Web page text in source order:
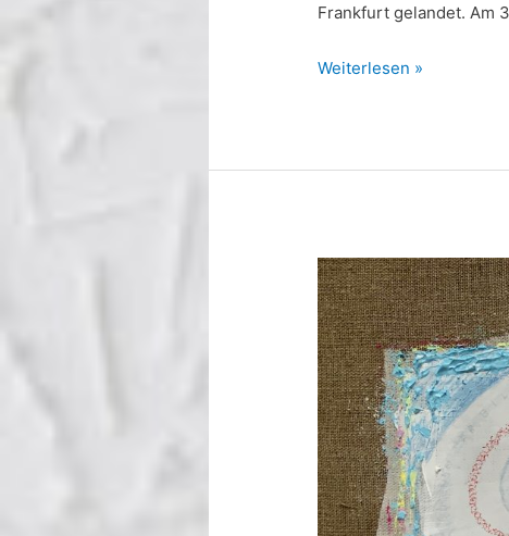
Frankfurt gelandet. Am
Dienstag
Weiterlesen »